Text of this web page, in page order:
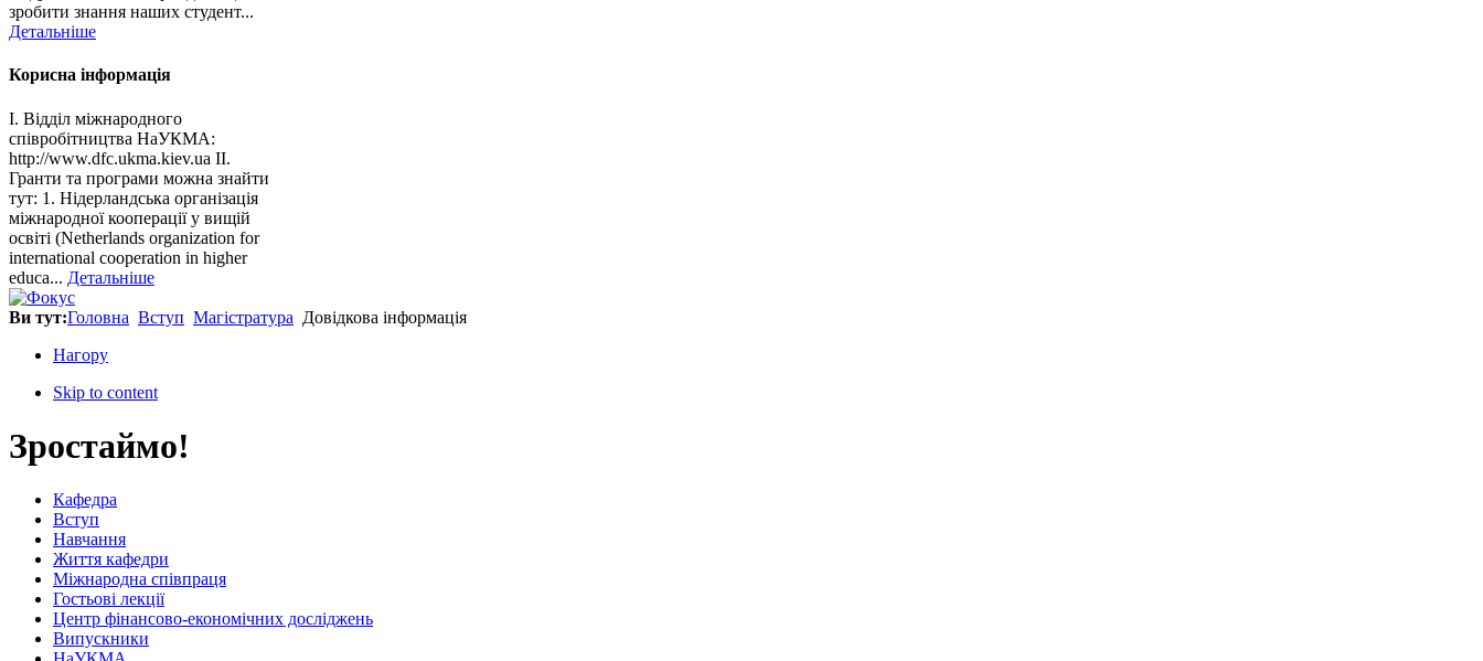
зробити знання наших студент...
Детальніше
Корисна інформація
І. Відділ міжнародного
співробітництва НаУКМА:
http://www.dfc.ukma.kiev.ua ІІ.
Гранти та програми можна знайти
тут: 1. Нідерландська організація
міжнародної кооперації у вищій
освіті (Netherlands organization for
international cooperation in higher
educa... Детальніше
Ви тут:Головна Вступ Магістратура Довідкова інформація
Нагору
Skip to content
Зростаймо!
Кафедра
Вступ
Навчання
Життя кафедри
Міжнародна співпраця
Гостьові лекції
Центр фінансово-економічних досліджень
Випускники